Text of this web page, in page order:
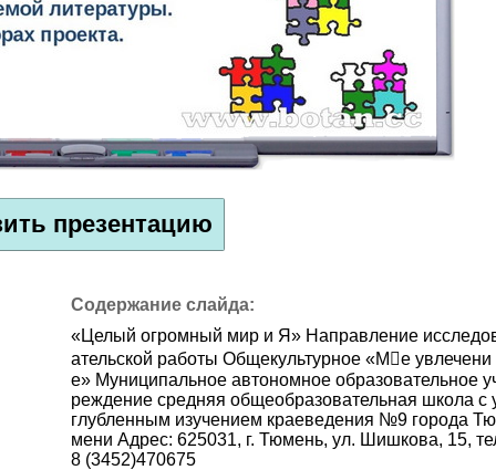
презентацию
«Целый огромный мир и Я» Направление
ательской работы Общекультурное «Ме увлечени
е» Муниципальное автономное образовательное
реждение средняя общеобразовательная школа с
глубленным изучением краеведения №9 города Тю
мени Адрес: 625031, г. Тюмень, ул. Шишкова, 15,
8 (3452)470675